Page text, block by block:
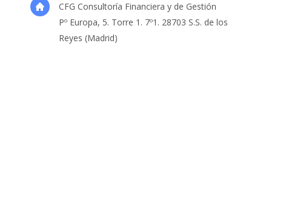
CFG Consultoría Financiera y de Gestión
Pº Europa, 5. Torre 1. 7º1. 28703 S.S. de los
Reyes (Madrid)